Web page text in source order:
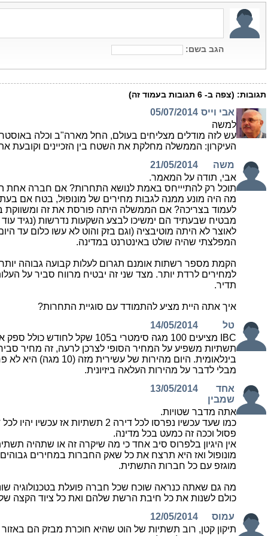
הגב בשם:
תגובות: (צפה ב- 6 תגובות בעמוד זה)
אבי וייס 05/07/2014
למשה
עש לזה מודלים מצליחים בעולם, החל מארה"ב וכלה
העיקרון: הממשלה מחלקת את השטח בין הזכיינים וקובעת
משה
21/05/2014
אבי, תודה על המאמר.
תוכל רק להתיייחס באמת לנושא התחרות? אם חברה אחת
מה היה מונע ממנה לגבות מחירים של מונופול, בטח אם
לעמוד בצריכה? אם הממשלה היתה פורסת את זה ומשווקת
לאוצר לא היתה מוטיבציה (וגם בזק והוט לא עשו כלום עד
המפלצתי שהיה שולט באינטרנט במדינה.
הקמת מספר רשתות אומנם תגרום לעלות קבועה גבוהה
למחירים לרדת יותר. מצד שני זה יבטיח מרווח סביר על
תדיר.
איך אתה היית מציע להתמודד עם סוגיית התחרות?
טל
14/05/2014
תשתיות משפיע על המחיר הסופי לצרכן לרעה, זה מחיר סביר
מבלי לדבר על מהירות העלאה ביזיונית.
אחד
שמבין
13/05/2014
אתה מדבר שטויות.
פסול וככה זה כמעט בכל מדינה.
אין היגיון בלפרוס סיב אחד כי מה שיקרה זה או שתהיה
מונופול ואז היא תרצח את כל שאק החברות במחירים
מוגזפ עם כל חברות התשתית.
מה גם שאתה כנראה שוכח שכל חברה פועלת בטכנולוגיה
כולם לשנות את כל חיבת הרשת שלהם ואת כל ציוד הקצה
עמוס
12/05/2014
תיקון קטן, רוב תשתיות של הוט שהיא חוכרת מבזק הם